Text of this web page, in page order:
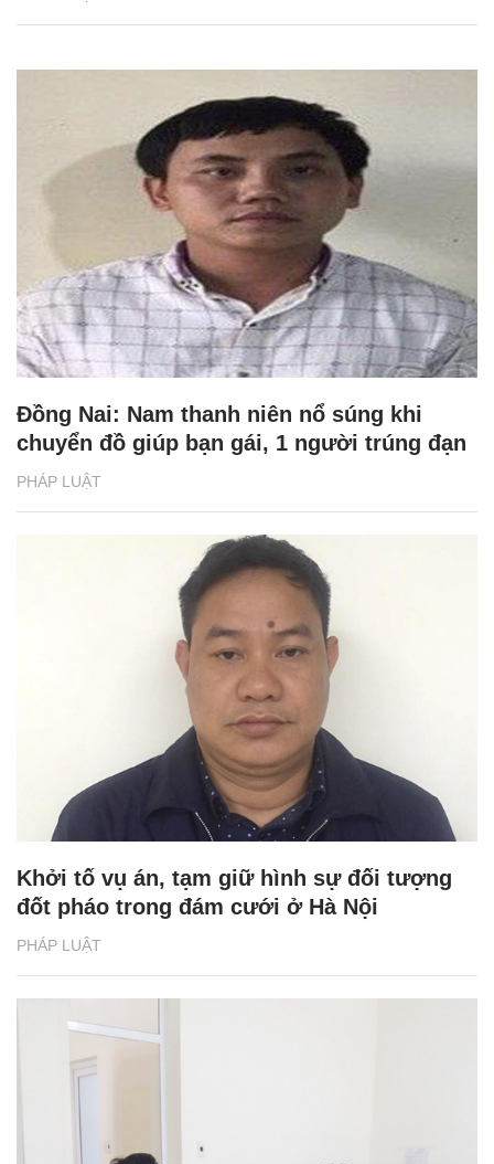
PHÁP LUẬT
Đồng Nai: Nam thanh niên nổ súng khi
chuyển đồ giúp bạn gái, 1 người trúng đạn
PHÁP LUẬT
Khởi tố vụ án, tạm giữ hình sự đối tượng
đốt pháo trong đám cưới ở Hà Nội